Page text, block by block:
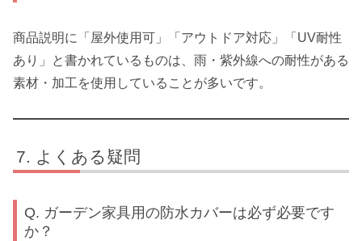
商品説明に「屋外使用可」「アウトドア対応」「UV耐性
あり」と書かれているものは、雨・紫外線への耐性がある
素材・加工を使用していることが多いです。
よくある疑問
Q. ガーデン家具用の防水カバーは必ず必要です
か？